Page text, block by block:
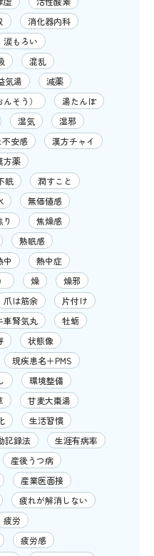
消化器内科
涙もろい
混乱
気湯
減薬
そう）
湯たんぽ
湿気
湿邪
安感
漢方チャイ
方薬
眠
潤すこと
無価値感
り
焦燥感
熟眠感
中
熱中症
燥
燥邪
爪は筋余
片付け
車腎気丸
牡蛎
状態像
現疾患名＋PMS
環境整備
甘麦大棗湯
生活習慣
記録法
生涯有病率
産後うつ病
産業医面接
疲れが解消しない
疲労
疲労感